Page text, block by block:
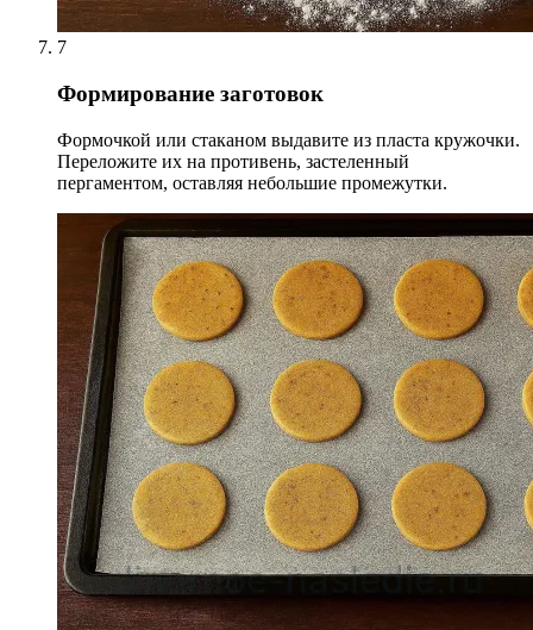
7
Формирование заготовок
Формочкой или стаканом выдавите из пласта кружочки.
Переложите их на противень, застеленный
пергаментом, оставляя небольшие промежутки.